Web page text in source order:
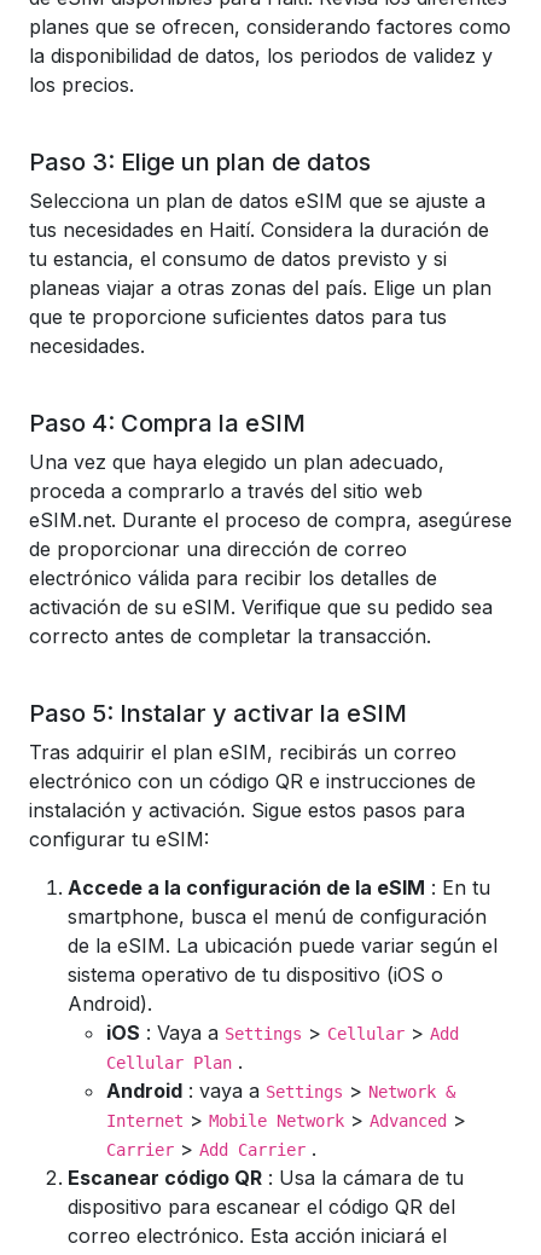
planes que se ofrecen, considerando factores como
la disponibilidad de datos, los periodos de validez y
los precios.
Paso 3: Elige un plan de datos
Selecciona un plan de datos eSIM que se ajuste a
tus necesidades en Haití. Considera la duración de
tu estancia, el consumo de datos previsto y si
planeas viajar a otras zonas del país. Elige un plan
que te proporcione suficientes datos para tus
necesidades.
Paso 4: Compra la eSIM
Una vez que haya elegido un plan adecuado,
proceda a comprarlo a través del sitio web
eSIM.net. Durante el proceso de compra, asegúrese
de proporcionar una dirección de correo
electrónico válida para recibir los detalles de
activación de su eSIM. Verifique que su pedido sea
correcto antes de completar la transacción.
Paso 5: Instalar y activar la eSIM
Tras adquirir el plan eSIM, recibirás un correo
electrónico con un código QR e instrucciones de
instalación y activación. Sigue estos pasos para
configurar tu eSIM:
Accede a la configuración de la eSIM : En tu
smartphone, busca el menú de configuración
de la eSIM. La ubicación puede variar según el
sistema operativo de tu dispositivo (iOS o
Android).
iOS : Vaya a Settings > Cellular > Add
Cellular Plan .
Android : vaya a Settings > Network &
Internet > Mobile Network > Advanced >
Carrier > Add Carrier .
Escanear código QR : Usa la cámara de tu
dispositivo para escanear el código QR del
correo electrónico. Esta acción iniciará el